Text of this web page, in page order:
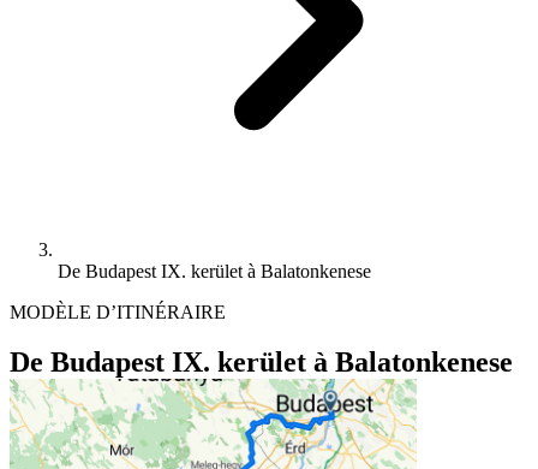
De Budapest IX. kerület à Balatonkenese
MODÈLE D’ITINÉRAIRE
De Budapest IX. kerület à Balatonkenese